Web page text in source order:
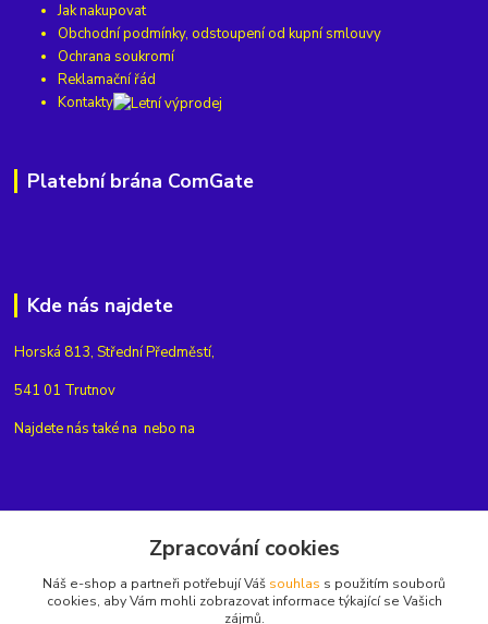
Jak nakupovat
Obchodní podmínky, odstoupení od kupní smlouvy
Ochrana soukromí
Reklamační řád
Kontakty
Platební brána ComGate
Kde nás najdete
Horská 813, Střední Předměstí,
541 01 Trutnov
Najdete nás také na nebo na
+420775654704
Zpracování cookies
Náš e-shop a partneři potřebují Váš souhlas s použitím souborů
cookies, aby Vám mohli zobrazovat informace týkající se Vašich
zájmů.